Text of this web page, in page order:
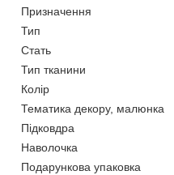
Призначення
Тип
Стать
Тип тканини
Колір
Тематика декору, малюнка
Підковдра
Наволочка
Подарункова упаковка